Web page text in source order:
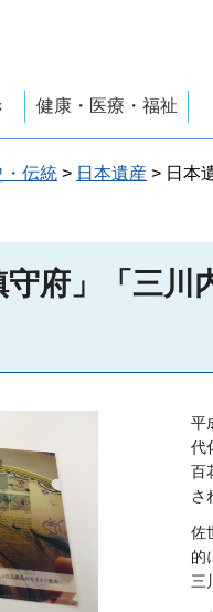
健康・医療・福祉
・伝統 > 日本遺産 > 日本
守府」「三
平
代
百
さ
佐
的
三